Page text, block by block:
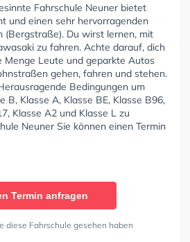
Fahrschule Neuner bietet
und einen sehr hervorragenden
(Bergstraße). Du wirst lernen, mit
zu fahren. Achte darauf, dich
Menge Leute und geparkte Autos
gehen, fahren und stehen.
Bedingungen um
B, Klasse A, Klasse BE, Klasse B96,
Klasse A2 und Klasse L zu
Neuner Sie können einen Termin
Termin anfragen
diese Fahrschule gesehen haben